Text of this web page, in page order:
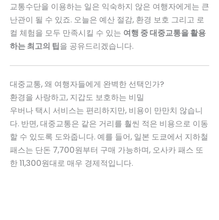
교통수단을 이용하는 일은 익숙하지 않은 여행자에게는 큰
난관이 될 수 있죠. 오늘은 예산 절감, 환경 보호 그리고 로
컬 체험을 모두 만족시킬 수 있는 여행 중 대중교통을 활용
하는 최고의 팁을 공유드리겠습니다.
대중교통, 왜 여행자들에게 완벽한 선택인가?
환경을 사랑하고, 지갑도 보호하는 비밀
우버나 택시 서비스는 편리하지만, 비용이 만만치 않습니
다. 반면, 대중교통은 같은 거리를 훨씬 적은 비용으로 이동
할 수 있도록 도와줍니다. 예를 들어, 일본 도쿄에서 지하철
패스는 단돈 7,700원부터 구매 가능하며, 오사카 패스 또
한 11,300원대로 매우 경제적입니다.